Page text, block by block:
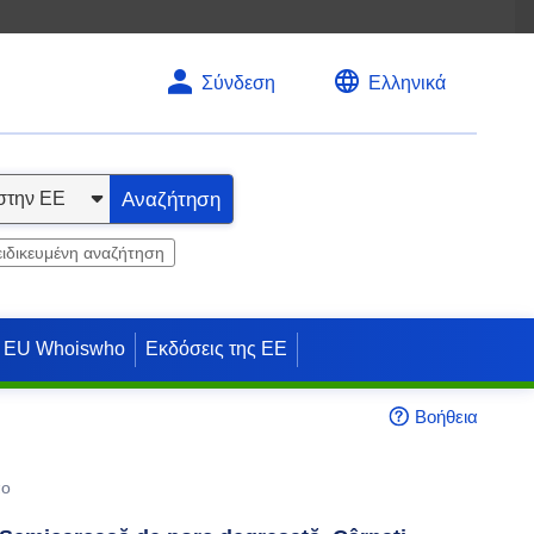
Σύνδεση Ελληνικά
Αναζήτηση
αναζήτηση
EU Whoiswho Εκδόσεις της ΕΕ
Βοήθεια